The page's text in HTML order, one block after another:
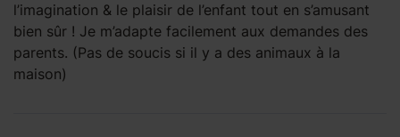
l’imagination & le plaisir de l’enfant tout en s’amusant
bien sûr ! Je m’adapte facilement aux demandes des
parents. (Pas de soucis si il y a des animaux à la
maison)